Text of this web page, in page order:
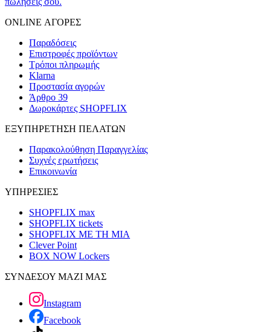
ONLINE ΑΓΟΡΕΣ
Παραδόσεις
Επιστροφές προϊόντων
Τρόποι πληρωμής
Klarna
Προστασία αγορών
Άρθρο 39
Δωροκάρτες SHOPFLIX
ΕΞΥΠΗΡΕΤΗΣΗ ΠΕΛΑΤΩΝ
Παρακολούθηση Παραγγελίας
Συχνές ερωτήσεις
Επικοινωνία
ΥΠΗΡΕΣΙΕΣ
SHOPFLIX max
SHOPFLIX tickets
SHOPFLIX ΜΕ ΤΗ ΜΙΑ
Clever Point
BOX NOW Lockers
ΣΥΝΔΕΣΟΥ ΜΑΖΙ ΜΑΣ
Instagram
Facebook